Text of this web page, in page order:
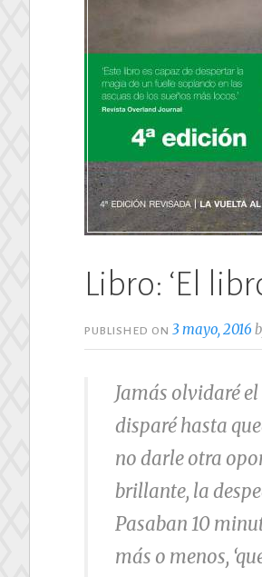
Libro: ‘El
PUBLISHED ON3 mayo, 2016
Jamás olvidaré
disparé hasta
no darle otra
brillante, la
Pasaban 10
más o menos,